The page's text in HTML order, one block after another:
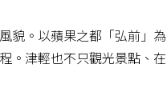
貌。以蘋果之都「弘前」為
。津輕也不只觀光景點、在